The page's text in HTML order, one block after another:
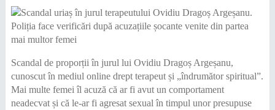
Scandal de proporții în jurul lui Ovidiu Dragoș Argeșanu,
cunoscut în mediul online drept terapeut și „îndrumător spiritual”.
Mai multe femei îl acuză că ar fi avut un comportament
neadecvat și că le-ar fi agresat sexual în timpul unor presupuse